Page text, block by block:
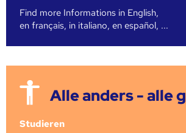
Find more Informations in English,
en français, in italiano, en español, ...
Alle anders - alle
Studieren